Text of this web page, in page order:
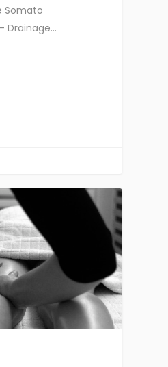
Somato
Drainage…